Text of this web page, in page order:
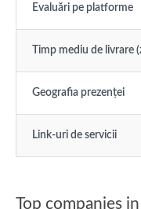
Evaluări pe platforme
Timp mediu de livrare
Geografia prezenței
Link-uri de servicii
Top companies